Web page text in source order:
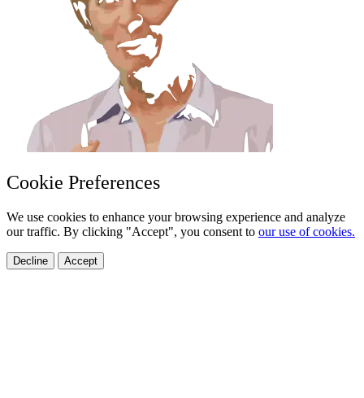
Cookie Preferences
We use cookies to enhance your browsing experience and analyze
our traffic. By clicking "Accept", you consent to our use of cookies.
Decline Accept